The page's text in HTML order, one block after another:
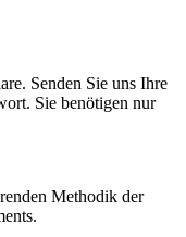
Senden Sie uns Ihre
Sie benötigen nur
Methodik der